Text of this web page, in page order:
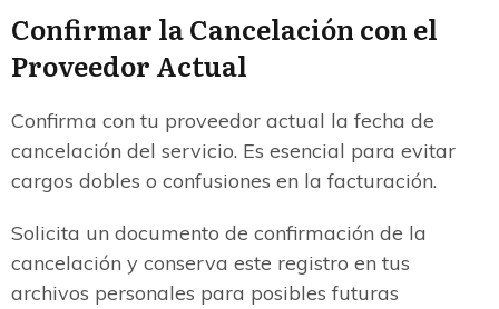
Confirmar la Cancelación con el
Proveedor Actual
Confirma con tu proveedor actual la fecha de
cancelación del servicio. Es esencial para evitar
cargos dobles o confusiones en la facturación.
Solicita un documento de confirmación de la
cancelación y conserva este registro en tus
archivos personales para posibles futuras